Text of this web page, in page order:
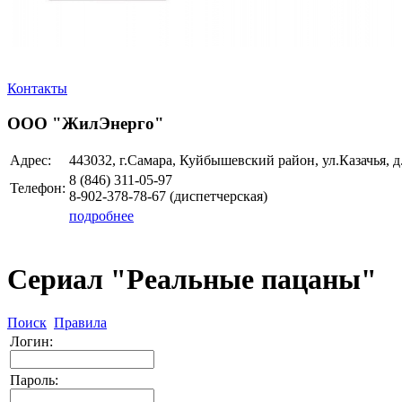
Контакты
ООО "ЖилЭнерго"
Адрес:
443032, г.Самара, Куйбышевский район, ул.Казачья,
Телефон:
8 (846) 311-05-97
8-902-378-78-67 (диспетчерская)
подробнее
Сериал "Реальные пацаны"
Поиск Правила
Логин:
Пароль: